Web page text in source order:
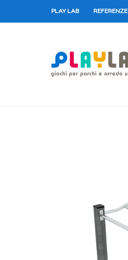
PLAY LAB REFERENZE